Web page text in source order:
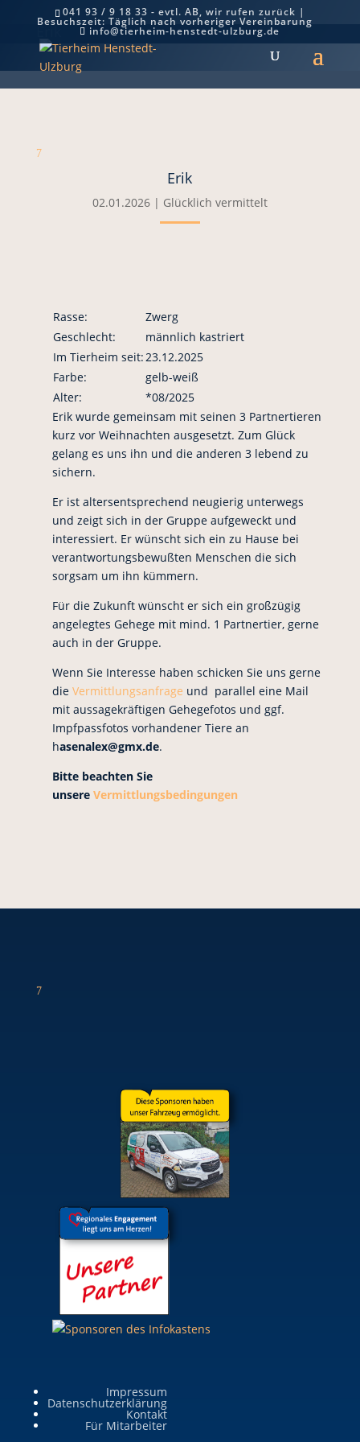
041 93 / 9 18 33 - evtl. AB, wir rufen zurück |
Besuchszeit: Täglich nach vorheriger Vereinbarung
info@tierheim-henstedt-ulzburg.de
Erik
7
Erik
02.01.2026| Glücklich vermittelt
Rasse:
Zwerg
Geschlecht:
männlich kastriert
Im Tierheim seit:23.12.2025
Farbe:
gelb-weiß
Alter:
*08/2025
Erik wurde gemeinsam mit seinen 3 Partnertieren
kurz vor Weihnachten ausgesetzt. Zum Glück
gelang es uns ihn und die anderen 3 lebend zu
sichern.
Er ist altersentsprechend neugierig unterwegs
und zeigt sich in der Gruppe aufgeweckt und
interessiert. Er wünscht sich ein zu Hause bei
verantwortungsbewußten Menschen die sich
sorgsam um ihn kümmern.
Für die Zukunft wünscht er sich ein großzügig
angelegtes Gehege mit mind. 1 Partnertier, gerne
auch in der Gruppe.
Wenn Sie Interesse haben schicken Sie uns gerne
die Vermittlungsanfrage und parallel eine Mail
mit aussagekräftigen Gehegefotos und ggf.
Impfpassfotos vorhandener Tiere an
hasenalex@gmx.de.
Bitte beachten Sie
unsere Vermittlungsbedingungen
7
Impressum
Datenschutzerklärung
Kontakt
Für Mitarbeiter